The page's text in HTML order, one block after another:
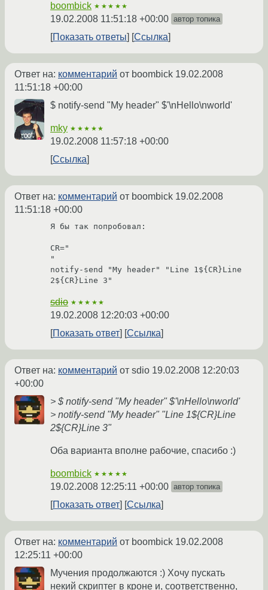
boombick ★★★★★
19.02.2008 11:51:18 +00:00 автор топика
Показать ответы Ссылка
Ответ на: комментарий от boombick 19.02.2008
11:51:18 +00:00
$ notify-send "My header" $'\nHello\nworld'
mky ★★★★★
19.02.2008 11:57:18 +00:00
Ссылка
Ответ на: комментарий от boombick 19.02.2008
11:51:18 +00:00
Я бы так попробовал:
CR="
"
notify-send "My header" "Line 1${CR}Line
2${CR}Line 3"
sdio ★★★★★
19.02.2008 12:20:03 +00:00
Показать ответ
Ссылка
Ответ на: комментарий от sdio 19.02.2008 12:20:03
+00:00
> $ notify-send "My header" $'\nHello\nworld'
> notify-send "My header" "Line 1${CR}Line
2${CR}Line 3"
Оба варианта вполне рабочие, спасибо :)
boombick ★★★★★
19.02.2008 12:25:11 +00:00 автор топика
Показать ответ Ссылка
Ответ на: комментарий от boombick 19.02.2008
12:25:11 +00:00
Мучения продолжаются :) Хочу пускать
некий скриптег в кроне и, соответственно,